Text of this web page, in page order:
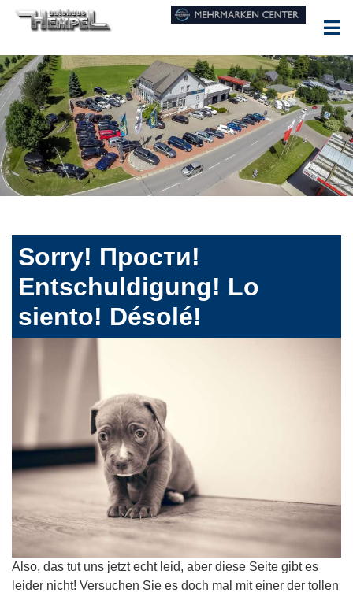
Sorry! Прости!
Entschuldigung! Lo
siento! Désolé!
Also, das tut uns jetzt echt leid, aber diese Seite gibt es
leider nicht! Versuchen Sie es doch mal mit einer der tollen